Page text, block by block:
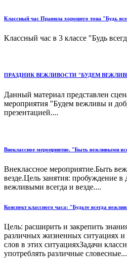
Классный час Правила хорошего тона "Будь
Классный час в 3 классе "Будь
ПРАЗДНИК ВЕЖЛИВОСТИ "БУДЕМ
Данный материал представлен
мероприятия "Будем вежливы и
презентацией....
Внеклассное мероприятие. "Быть вежливыми
Внеклассное мероприятие.Быть
везде.Цель занятия: пробуждение в
вежливыми всегда и везде....
Конспект классного часа: "Будьте всегда
Цель: расширить и закрепить
различных жизненных ситуациях
слов в этих ситуацияхЗадачи
употреблять различные словесные...